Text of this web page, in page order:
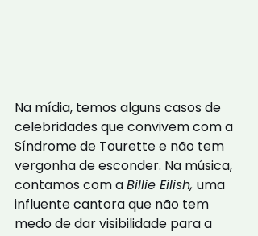
Na mídia, temos alguns casos de
celebridades que convivem com a
Síndrome de Tourette e não tem
vergonha de esconder. Na música,
contamos com a Billie Eilish, uma
influente cantora que não tem
medo de dar visibilidade para a